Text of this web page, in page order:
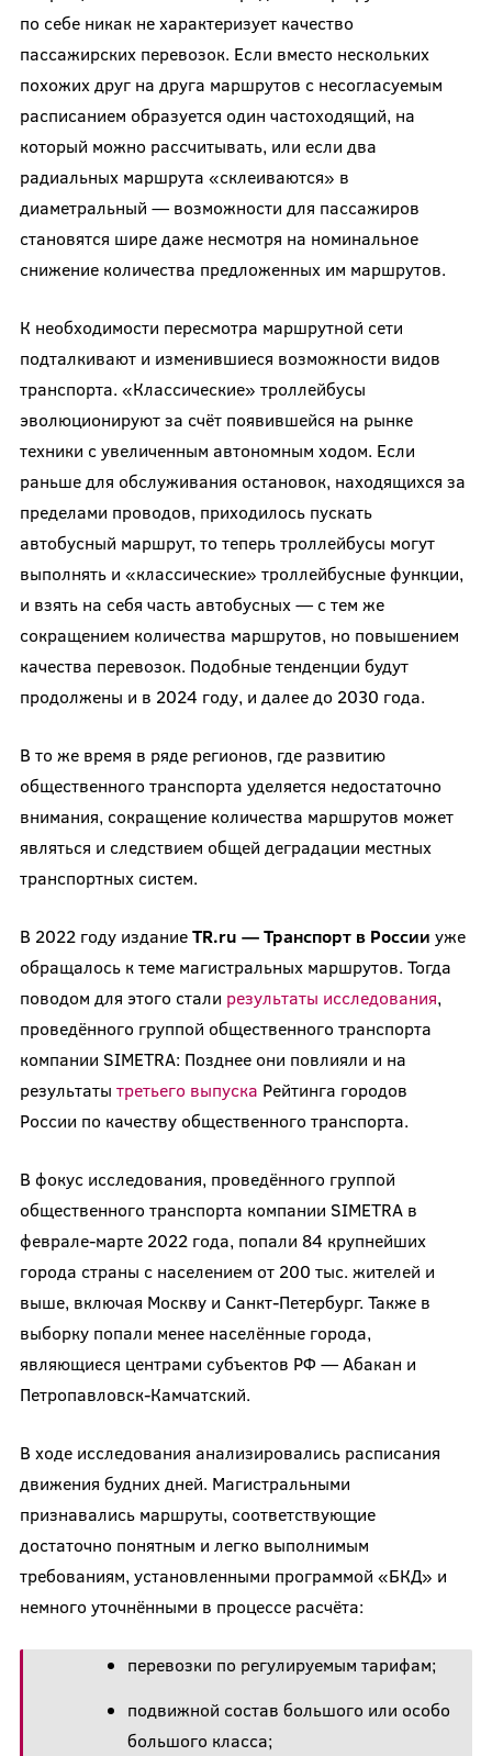
по себе никак не характеризует качество
пассажирских перевозок. Если вместо нескольких
похожих друг на друга маршрутов с несогласуемым
расписанием образуется один частоходящий, на
который можно рассчитывать, или если два
радиальных маршрута «склеиваются» в
диаметральный — возможности для пассажиров
становятся шире даже несмотря на номинальное
снижение количества предложенных им маршрутов.
К необходимости пересмотра маршрутной сети
подталкивают и изменившиеся возможности видов
транспорта. «Классические» троллейбусы
эволюционируют за счёт появившейся на рынке
техники с увеличенным автономным ходом. Если
раньше для обслуживания остановок, находящихся за
пределами проводов, приходилось пускать
автобусный маршрут, то теперь троллейбусы могут
выполнять и «классические» троллейбусные функции,
и взять на себя часть автобусных — с тем же
сокращением количества маршрутов, но повышением
качества перевозок. Подобные тенденции будут
продолжены и в 2024 году, и далее до 2030 года.
В то же время в ряде регионов, где развитию
общественного транспорта уделяется недостаточно
внимания, сокращение количества маршрутов может
являться и следствием общей деградации местных
транспортных систем.
В 2022 году изданиеTR.ru — Транспорт в России уже
обращалось к теме магистральных маршрутов. Тогда
поводом для этого стали результаты исследования,
проведённого группой общественного транспорта
компании SIMETRA: Позднее они повлияли и на
результаты третьего выпуска Рейтинга городов
России по качеству общественного транспорта.
В фокус исследования, проведённого группой
общественного транспорта компании SIMETRA в
феврале-марте 2022 года, попали 84 крупнейших
города страны с населением от 200 тыс. жителей и
выше, включая Москву и Санкт-Петербург. Также в
выборку попали менее населённые города,
являющиеся центрами субъектов РФ — Абакан и
Петропавловск-Камчатский.
В ходе исследования анализировались расписания
движения будних дней. Магистральными
признавались маршруты, соответствующие
достаточно понятным и легко выполнимым
требованиям, установленными программой «БКД» и
немного уточнёнными в процессе расчёта:
перевозки по регулируемым тарифам;
подвижной состав большого или особо
большого класса;